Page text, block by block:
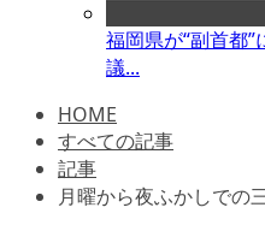
福岡県が“副首都”
議...
HOME
すべての記事
記事
月曜から夜ふかしでの